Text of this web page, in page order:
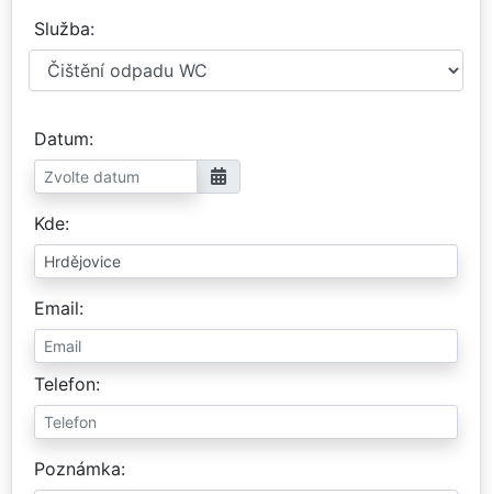
Služba
Datum
Kde
Email
Telefon
Poznámka